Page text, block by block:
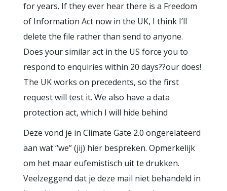
for years. If they ever hear there is a Freedom
of Information Act now in the UK, I think I’ll
delete the file rather than send to anyone.
Does your similar act in the US force you to
respond to enquiries within 20 days??our does!
The UK works on precedents, so the first
request will test it. We also have a data
protection act, which I will hide behind
Deze vond je in Climate Gate 2.0 ongerelateerd
aan wat “we” (jij) hier bespreken. Opmerkelijk
om het maar eufemistisch uit te drukken.
Veelzeggend dat je deze mail niet behandeld in